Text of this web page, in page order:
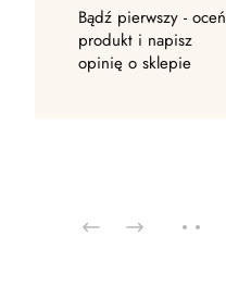
Bądź pierwszy - oceń
produkt i napisz
opinię o sklepie